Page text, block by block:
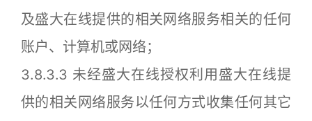
及盛大在线提供的相关网络服务相关的任何
账户、计算机或网络；
3.8.3.3 未经盛大在线授权利用盛大在线提
供的相关网络服务以任何方式收集任何其它